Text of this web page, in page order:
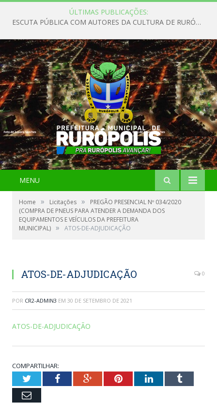
ÚLTIMAS PUBLICAÇÕES:
ESCUTA PÚBLICA COM AUTORES DA CULTURA DE RURÓPOLIS
MENU
Home » Licitações »
PREGÃO PRESENCIAL Nº 034/2020
(COMPRA DE PNEUS PARA ATENDER A DEMANDA DOS
EQUIPAMENTOS E VEÍCULOS DA PREFEITURA
MUNICIPAL) » ATOS-DE-ADJUDICAÇÃO
ATOS-DE-ADJUDICAÇÃO 0
POR CR2-ADMIN3 EM 30 DE SETEMBRO DE 2021
ATOS-DE-ADJUDICAÇÃO
COMPARTILHAR:
TwitterFacebookGoogle+PinterestLinkedInTumblr
Email